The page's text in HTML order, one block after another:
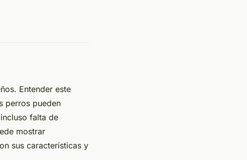
Entender este
perros pueden
falta de
mostrar
sus características y